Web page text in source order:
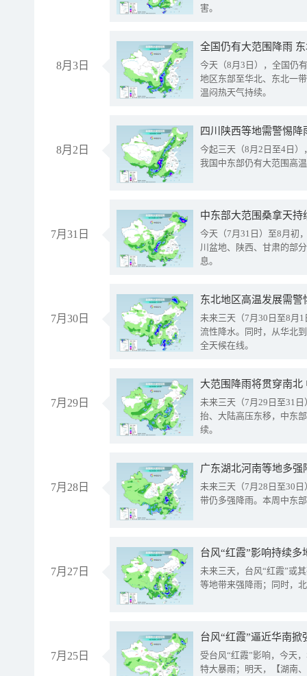
害。
8月3日
全国仍有大范围降雨
今天（8月3日），全国仍
地区东部至华北、东北一
温闷热天气持续。
8月2日
今起三天（8月2日至4日
我国中东部仍有大范围高
7月31日
中东部大范围桑拿天
今天（7月31日）至8月初
川盆地、陕西、甘肃的部
息。
7月30日
东北地区高温发展需
未来三天（7月30日至8月
流性降水。同时，从华北
全天候在线。
7月29日
大范围降雨将贯穿南
未来三天（7月29日至31
抬、大陆高压东移，中东
续。
7月28日
广东湖北河南等地多
未来三天（7月28日至30
带仍多强降雨。本周中东
7月27日
台风“红霞”影响持续
未来三天，台风“红霞”或
等地带来强降雨；同时，
7月25日
台风“红霞”逼近华南
受台风“红霞”影响，今天
特大暴雨；明天，【湖南